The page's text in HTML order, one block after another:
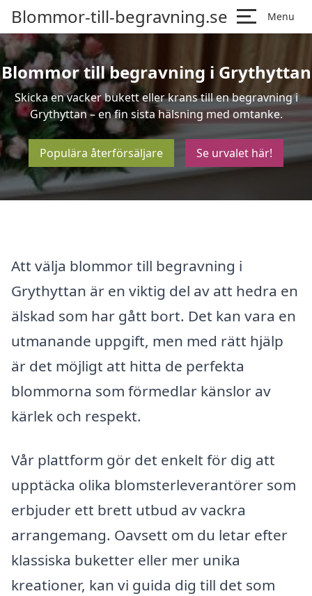
Blommor-till-begravning.se Menu
Blommor till begravning i Grythyttan
Skicka en vacker bukett eller krans till en begravning i
Grythyttan – en fin sista hälsning med omtanke.
Populära återförsäljare Se urvalet här!
Att välja blommor till begravning i
Grythyttan är en viktig del av att hedra en
älskad som har gått bort. Det kan vara en
utmanande uppgift, men med rätt hjälp
är det möjligt att hitta de perfekta
blommorna som förmedlar känslor av
kärlek och respekt.
Vår plattform gör det enkelt för dig att
upptäcka olika blomsterleverantörer som
erbjuder ett brett utbud av vackra
arrangemang. Oavsett om du letar efter
klassiska buketter eller mer unika
kreationer, kan vi guida dig till det som